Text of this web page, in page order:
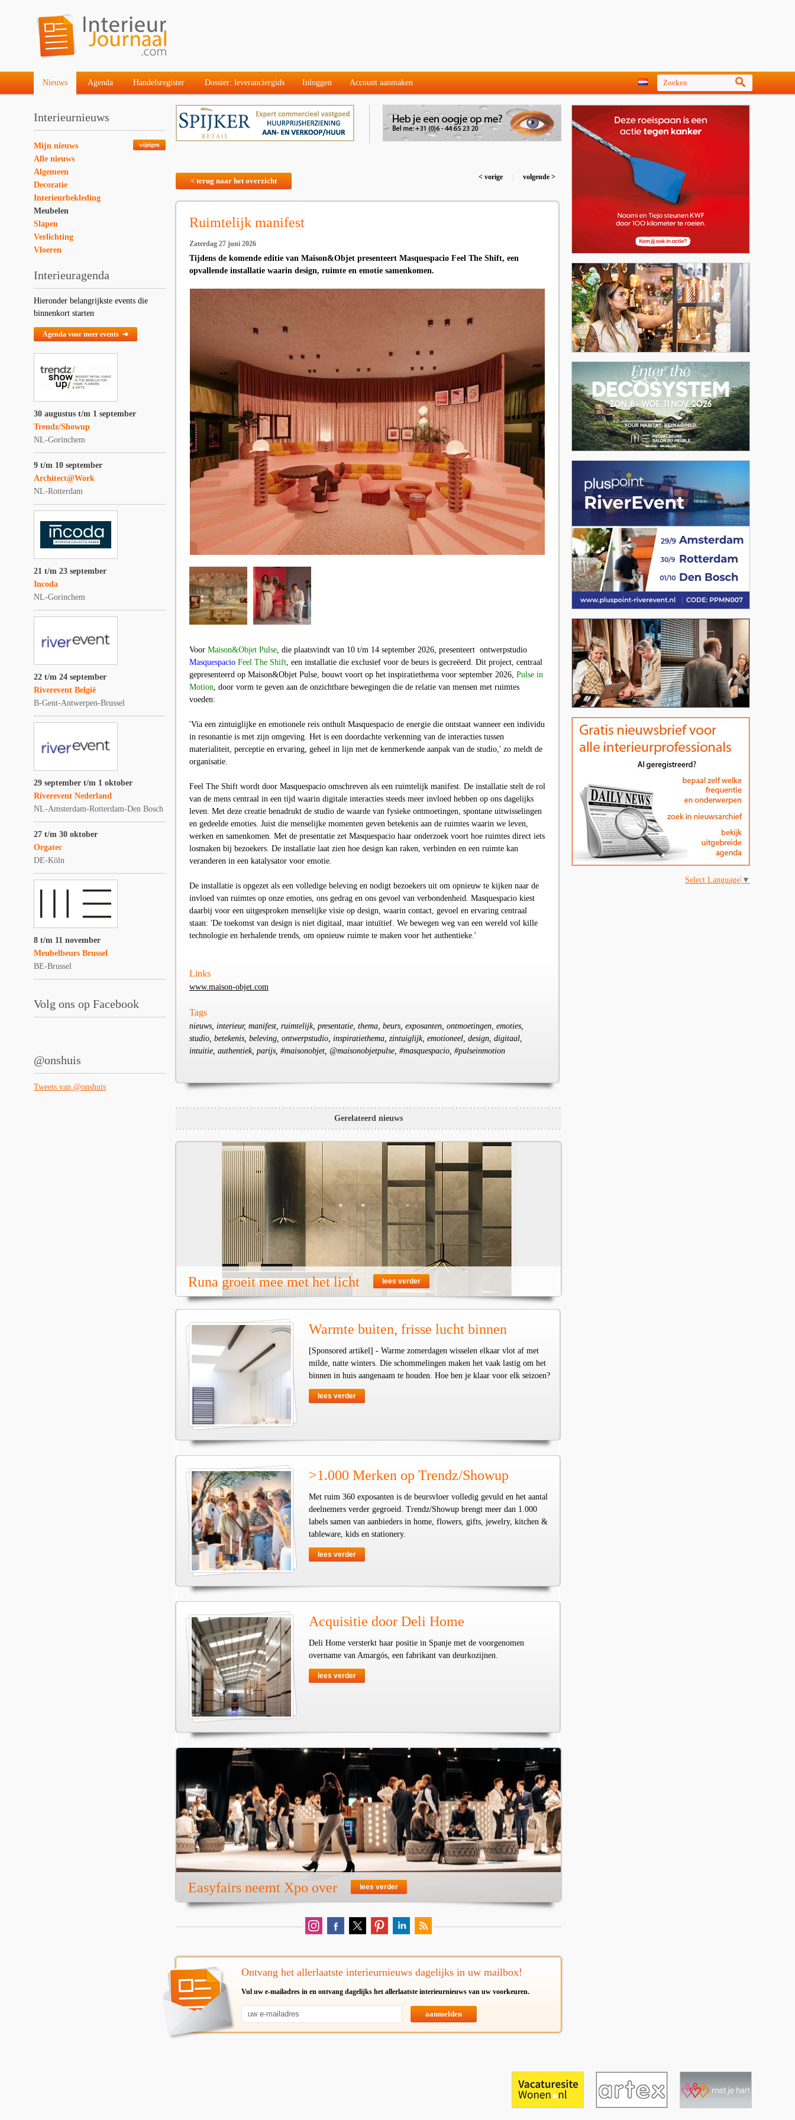
Nieuws Agenda Handelsregister Dossier: leveranciergids Inloggen Account aanmaken
Interieurnieuws
wijzigen
Mijn nieuws
Alle nieuws
Algemeen
Decoratie
Interieurbekleding
Meubelen
Slapen
Verlichting
Vloeren
Interieuragenda
Hieronder belangrijkste events die
binnenkort starten
Agenda voor meer events ➔
30 augustus t/m 1 september
Trendz/Showup
NL-Gorinchem
9 t/m 10 september
Architect@Work
NL-Rotterdam
21 t/m 23 september
Incoda
NL-Gorinchem
22 t/m 24 september
Riverevent België
B-Gent-Antwerpen-Brussel
29 september t/m 1 oktober
Riverevent Nederland
NL-Amsterdam-Rotterdam-Den Bosch
27 t/m 30 oktober
Orgatec
DE-Köln
8 t/m 11 november
Meubelbeurs Brussel
BE-Brussel
Volg ons op Facebook
@onshuis
Tweets van @onshuis
< terug naar het overzicht < vorige volgende >
Ruimtelijk manifest
Zaterdag 27 juni 2026
Tijdens de komende editie van Maison&Objet presenteert Masquespacio Feel The Shift, een
opvallende installatie waarin design, ruimte en emotie samenkomen.
Voor Maison&Objet Pulse, die plaatsvindt van 10 t/m 14 september 2026, presenteert ontwerpstudio
Masquespacio Feel The Shift, een installatie die exclusief voor de beurs is gecreëerd. Dit project, centraal
gepresenteerd op Maison&Objet Pulse, bouwt voort op het inspiratiethema voor september 2026, Pulse in
Motion, door vorm te geven aan de onzichtbare bewegingen die de relatie van mensen met ruimtes
voeden:
'Via een zintuiglijke en emotionele reis onthult Masquespacio de energie die ontstaat wanneer een individu
in resonantie is met zijn omgeving. Het is een doordachte verkenning van de interacties tussen
materialiteit, perceptie en ervaring, geheel in lijn met de kenmerkende aanpak van de studio,' zo meldt de
organisatie.
Feel The Shift wordt door Masquespacio omschreven als een ruimtelijk manifest. De installatie stelt de rol
van de mens centraal in een tijd waarin digitale interacties steeds meer invloed hebben op ons dagelijks
leven. Met deze creatie benadrukt de studio de waarde van fysieke ontmoetingen, spontane uitwisselingen
en gedeelde emoties. Juist die menselijke momenten geven betekenis aan de ruimtes waarin we leven,
werken en samenkomen. Met de presentatie zet Masquespacio haar onderzoek voort hoe ruimtes direct iets
losmaken bij bezoekers. De installatie laat zien hoe design kan raken, verbinden en een ruimte kan
veranderen in een katalysator voor emotie.
De installatie is opgezet als een volledige beleving en nodigt bezoekers uit om opnieuw te kijken naar de
invloed van ruimtes op onze emoties, ons gedrag en ons gevoel van verbondenheid. Masquespacio kiest
daarbij voor een uitgesproken menselijke visie op design, waarin contact, gevoel en ervaring centraal
staan: 'De toekomst van design is niet digitaal, maar intuïtief. We bewegen weg van een wereld vol kille
technologie en herhalende trends, om opnieuw ruimte te maken voor het authentieke.'
Links
www.maison-objet.com
Tags
nieuws, interieur, manifest, ruimtelijk, presentatie, thema, beurs, exposanten, ontmoetingen, emoties,
studio, betekenis, beleving, ontwerpstudio, inspiratiethema, zintuiglijk, emotioneel, design, digitaal,
intuitie, authentiek, parijs, #maisonobjet, @maisonobjetpulse, #masquespacio, #pulseinmotion
Gerelateerd nieuws
Runa groeit mee met het licht lees verder
Warmte buiten, frisse lucht binnen
[Sponsored artikel] - Warme zomerdagen wisselen elkaar vlot af met
milde, natte winters. Die schommelingen maken het vaak lastig om het
binnen in huis aangenaam te houden. Hoe ben je klaar voor elk seizoen?
lees verder
>1.000 Merken op Trendz/Showup
Met ruim 360 exposanten is de beursvloer volledig gevuld en het aantal
deelnemers verder gegroeid. Trendz/Showup brengt meer dan 1.000
labels samen van aanbieders in home, flowers, gifts, jewelry, kitchen &
tableware, kids en stationery.
lees verder
Acquisitie door Deli Home
Deli Home versterkt haar positie in Spanje met de voorgenomen
overname van Amargós, een fabrikant van deurkozijnen.
lees verder
Easyfairs neemt Xpo over lees verder
Ontvang het allerlaatste interieurnieuws dagelijks in uw mailbox!
Vul uw e-mailadres in en ontvang dagelijks het allerlaatste interieurnieuws van uw voorkeuren.
aanmelden
Select Language ▼